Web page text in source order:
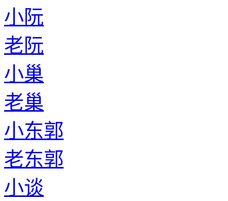
小阮
老阮
小巢
老巢
小东郭
老东郭
小谈